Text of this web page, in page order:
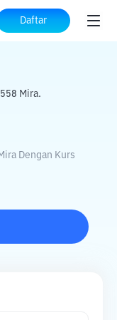
Daftar
MIRA
Mira.
Dengan Kurs